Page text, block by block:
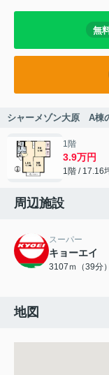
無
シャーメゾン大原 A棟
1階
3.9万円
1階 / 17.16
周辺施設
スーパー
キョーエイ
3107ｍ（39分）
地図